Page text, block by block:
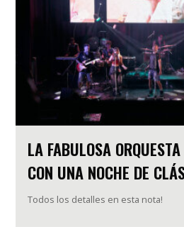
LA FABULOSA
CON UNA NOCHE DE
Todos los detalles en esta nota!